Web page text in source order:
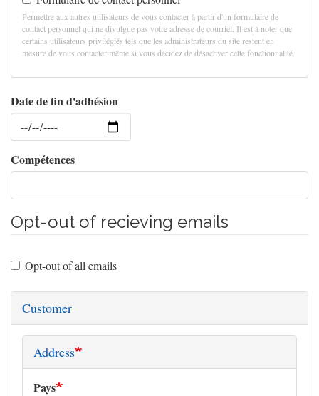
Permettre aux autres utilisateurs de vous contacter à partir d'un formulaire de
contact personnel qui ne divulgue pas votre adresse de courriel. Il est à noter que
certains utilisateurs privilégiés tels que les administrateurs du site restent en
mesure de vous contacter même si vous décidez de désactiver cette fonctionnalité.
Date de fin d'adhésion
Date
Compétences
Opt-out of recieving emails
Opt-out of all emails
Customer
Address
Pays